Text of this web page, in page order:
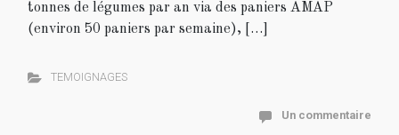
tonnes de légumes par an via des paniers AMAP
(environ 50 paniers par semaine), […]
TEMOIGNAGES
Un commentaire